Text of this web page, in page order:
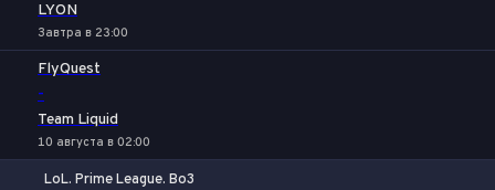
LYON
Завтра в 23:00
FlyQuest
-
Team Liquid
10 августа в 02:00
LoL. Prime League. Bo3